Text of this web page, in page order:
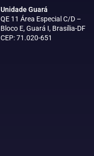
Unidade Guará
QE 11 Área Especial C/D –
Bloco E, Guará I, Brasília-DF
CEP: 71.020-651